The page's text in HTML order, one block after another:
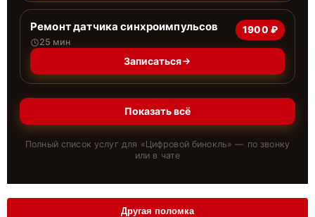
Ремонт датчика синхроимпульсов
25 мин
1900 ₽
Записаться
Показать всё
Полный список услуг для «Цифровой бинокль» — по звонку
или в чате
Другая поломка